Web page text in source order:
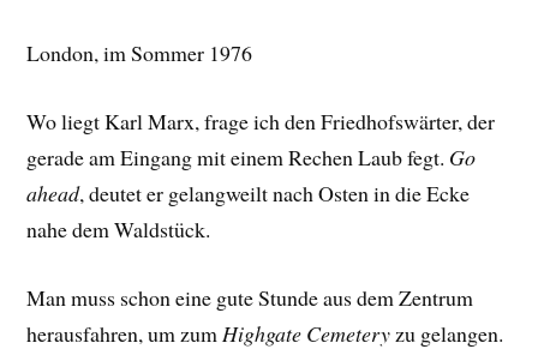
London, im Sommer 1976
Wo liegt Karl Marx, frage ich den Friedhofswärter, der
gerade am Eingang mit einem Rechen Laub fegt. Go
ahead, deutet er gelangweilt nach Osten in die Ecke
nahe dem Waldstück.
Man muss schon eine gute Stunde aus dem Zentrum
herausfahren, um zum Highgate Cemetery zu gelangen.